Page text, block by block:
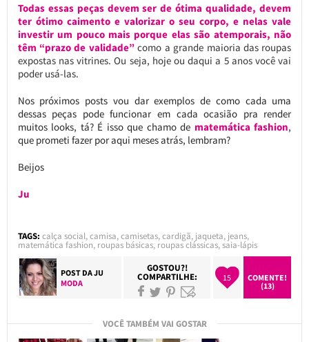
Todas essas peças devem ser de ótima qualidade, devem
ter ótimo caimento e valorizar o seu corpo, e nelas vale
investir um pouco mais porque elas são atemporais, não
têm “prazo de validade”como a grande maioria das roupas
expostas nas vitrines. Ou seja, hoje ou daqui a 5 anos você vai
poder usá-las.
Nos próximos posts vou dar exemplos de como cada uma
dessas peças pode funcionar em cada ocasião pra render
muitos looks, tá? É isso que chamo de matemática fashion,
que prometi fazer por aqui meses atrás, lembram?
Beijos
Ju
TAGS: calça social,camisa,camisetas,cardigã, jaqueta, jeans,
matemática fashion, roupas básicas, roupas clássicas,saia-lápis
POST DAJU
MODA
GOSTOU?!
COMPARTILHE: 15
COMENTE!
(13)
VOCÊ TAMBÉM VAI GOSTAR